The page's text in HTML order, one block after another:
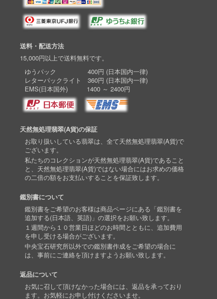
送料・配送方法
15,000円以上で送料無料です。
ゆうパック 400円 (日本国内一律)
レターパックライト 360円 (日本国内一律)
EMS(日本国外) 1400 ～ 2400円
天然無処理翡翠(A貨)の保証
お取り扱いしている翡翠は、全て天然無処理翡翠(A貨)で
ございます。
私たちのコレクションが天然無処理翡翠(A貨)であること
と、天然無処理翡翠(A貨)ではない場合にはお求めの価格
の二倍の額をお支払いすることを保証致します。
鑑別書について
鑑別書をご希望のお客様は商品ページにある「鑑別書を
追加する(日本語、英語)」の選択をお願い致します。
１週間から１０営業日ほどのお時間とともに、追加費用
を申し受ける場合がございます。
中央宝石研究所以外での鑑別書作成をご希望の場合に
は、事前にご連絡を頂けますようお願い致します。
返品について
お気に召して頂けなかった場合には、返品を承っており
ます。お気軽にお申し付けくださいませ。